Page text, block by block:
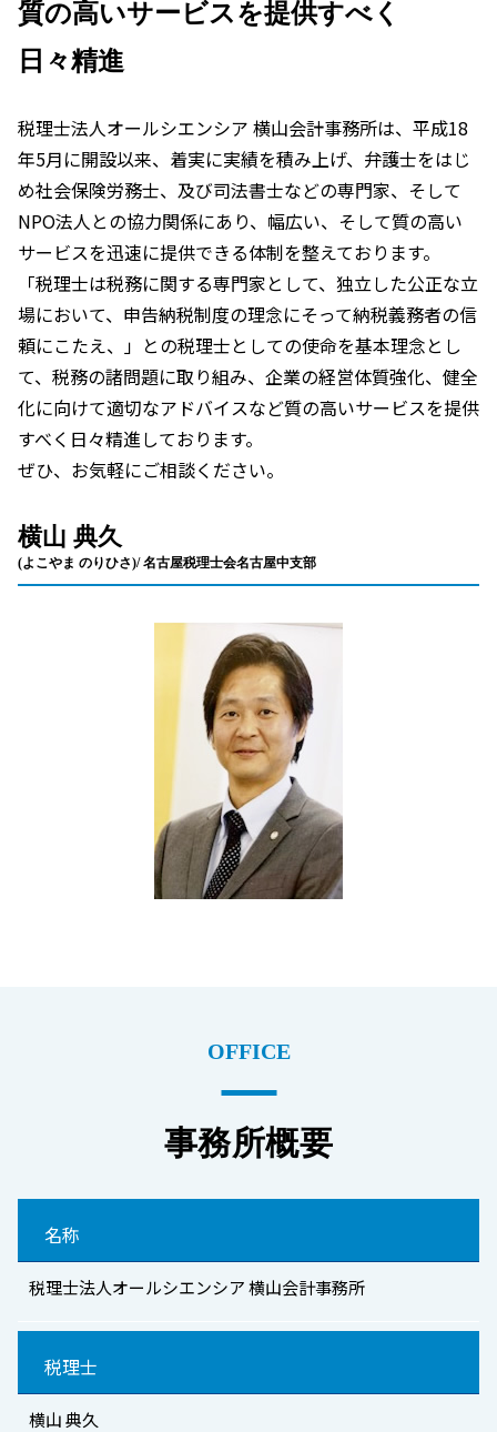
質の高いサービスを提供すべく
日々精進
税理士法人オールシエンシア 横山会計事務所は、平成18
年5月に開設以来、着実に実績を積み上げ、弁護士をはじ
め社会保険労務士、及び司法書士などの専門家、そして
NPO法人との協力関係にあり、幅広い、そして質の高い
サービスを迅速に提供できる体制を整えております。
「税理士は税務に関する専門家として、独立した公正な立
場において、申告納税制度の理念にそって納税義務者の信
頼にこたえ、」との税理士としての使命を基本理念とし
て、税務の諸問題に取り組み、企業の経営体質強化、健全
化に向けて適切なアドバイスなど質の高いサービスを提供
すべく日々精進しております。
ぜひ、お気軽にご相談ください。
横山 典久
(よこやま のりひさ)/ 名古屋税理士会名古屋中支部
OFFICE
事務所概要
名称
税理士法人オールシエンシア 横山会計事務所
税理士
横山 典久